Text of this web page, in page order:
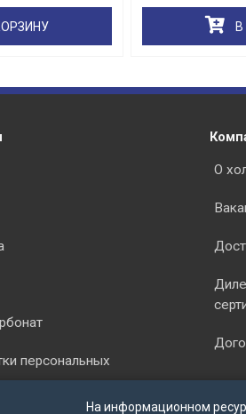
В
На информационном
персональных
О